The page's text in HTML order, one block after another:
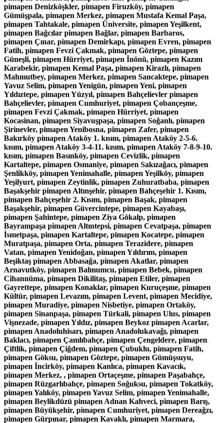
pimapen Denizköşkler, pimapen Firuzköy, pimapen
Gümüşpala, pimapen Merkez, pimapen Mustafa Kemal Paşa,
pimapen Tahtakale, pimapen Üniversite, pimapen Yeşilkent,
pimapen Bağcılar pimapen Bağlar, pimapen Barbaros,
pimapen Çınar, pimapen Demirkapı, pimapen Evren, pimapen
Fatih, pimapen Fevzi Çakmak, pimapen Göztepe, pimapen
Güneşli, pimapen Hürriyet, pimapen İnönü, pimapen Kazım
Karabekir, pimapen Kemal Paşa, pimapen Kirazlı, pimapen
Mahmutbey, pimapen Merkez, pimapen Sancaktepe, pimapen
Yavuz Selim, pimapen Yenigün, pimapen Yeni, pimapen
Yıldıztepe, pimapen Yüzyıl, pimapen Bahçelievler pimapen
Bahçelievler, pimapen Cumhuriyet, pimapen Çobançeşme,
pimapen Fevzi Çakmak, pimapen Hürriyet, pimapen
Kocasinan, pimapen Siyavuşpaşa, pimapen Soğanlı, pimapen
Şirinevler, pimapen Yenibosna, pimapen Zafer, pimapen
Bakırköy pimapen Ataköy 1. kısım, pimapen Ataköy 2-5-6.
kısım, pimapen Ataköy 3-4-11. kısım, pimapen Ataköy 7-8-9-10.
kısım, pimapen Basınköy, pimapen Cevizlik, pimapen
Kartaltepe, pimapen Osmaniye, pimapen Sakızağacı, pimapen
Şenlikköy, pimapen Yenimahalle, pimapen Yeşilköy, pimapen
Yeşilyurt, pimapen Zeytinlik, pimapen Zuhuratbaba, pimapen
Başakşehir pimapen Altınşehir, pimapen Bahçeşehir 1. Kısım,
pimapen Bahçeşehir 2. Kısım, pimapen Başak, pimapen
Başakşehir, pimapen Güvercintepe, pimapen Kayabaşı,
pimapen Şahintepe, pimapen Ziya Gökalp, pimapen
Bayrampaşa pimapen Altıntepsi, pimapen Cevatpaşa, pimapen
İsmetpaşa, pimapen Kartaltepe, pimapen Kocatepe, pimapen
Muratpaşa, pimapen Orta, pimapen Terazidere, pimapen
Vatan, pimapen Yenidoğan, pimapen Yıldırım, pimapen
Beşiktaş pimapen Abbasağa, pimapen Akatlar, pimapen
Arnavutköy, pimapen Balmumcu, pimapen Bebek, pimapen
Cihannüma, pimapen Dikilitaş, pimapen Etiler, pimapen
Gayrettepe, pimapen Konaklar, pimapen Kuruçeşme, pimapen
Kültür, pimapen Levazım, pimapen Levent, pimapen Mecidiye,
pimapen Muradiye, pimapen Nisbetiye, pimapen Ortaköy,
pimapen Sinanpaşa, pimapen Türkali, pimapen Ulus, pimapen
Vişnezade, pimapen Yıldız, pimapen Beykoz pimapen Acarlar,
pimapen Anadoluhisarı, pimapen Anadolukavağı, pimapen
Baklacı, pimapen Çamlıbahçe, pimapen Çengeldere, pimapen
Çiftlik, pimapen Çiğdem, pimapen Çubuklu, pimapen Fatih,
pimapen Göksu, pimapen Göztepe, pimapen Gümüşsuyu,
pimapen İncirköy, pimapen Kanlıca, pimapen Kavacık,
pimapen Merkez, , pimapen Ortaçeşme, pimapen Paşabahçe,
pimapen Rüzgarlıbahçe, pimapen Soğuksu, pimapen Tokatköy,
pimapen Yalıköy, pimapen Yavuz Selim, pimapen Yenimahalle,
pimapen Beylikdüzü pimapen Adnan Kahveci, pimapen Barış,
pimapen Büyükşehir, pimapen Cumhuriyet, pimapen Dereağzı,
pimapen Gürpınar, pimapen Kavaklı, pimapen Marmara,